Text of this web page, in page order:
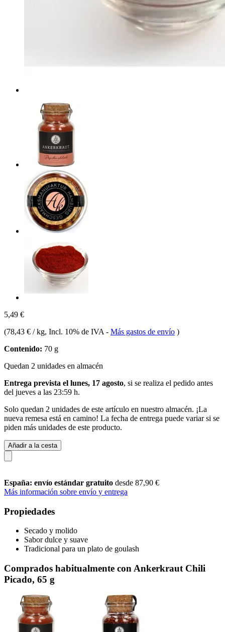
5,49 €
(78,43 € / kg, Incl. 10% de IVA - Más gastos de envío )
Contenido: 70 g
Quedan 2 unidades en almacén
Entrega prevista el lunes, 17 agosto, si se realiza el pedido antes
del jueves a las 23:59 h.
Solo quedan 2 unidades de este artículo en nuestro almacén. ¡La
nueva remesa está en camino! La fecha de entrega puede variar si se
piden más unidades de este producto.
Añadir a la cesta
España: envío estándar gratuito desde 87,90 €
Más información sobre envío y entrega
Propiedades
Secado y molido
Sabor dulce y suave
Tradicional para un plato de goulash
Comprados habitualmente con Ankerkraut Chili
Picado, 65 g